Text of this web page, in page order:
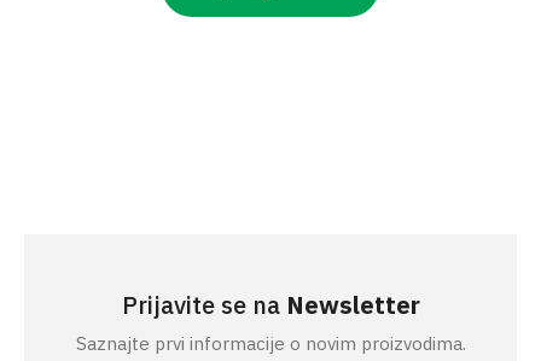
Prijavite se na Newsletter
Saznajte prvi informacije o novim proizvodima.